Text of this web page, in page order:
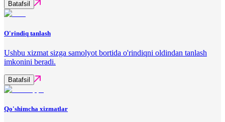
Batafsil
O'rindiq tanlash
Ushbu xizmat sizga samolyot bortida o'rindiqni oldindan tanlash
imkonini beradi.
Batafsil
Qo'shimcha xizmatlar